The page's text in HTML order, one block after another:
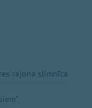
rajona slimnīca